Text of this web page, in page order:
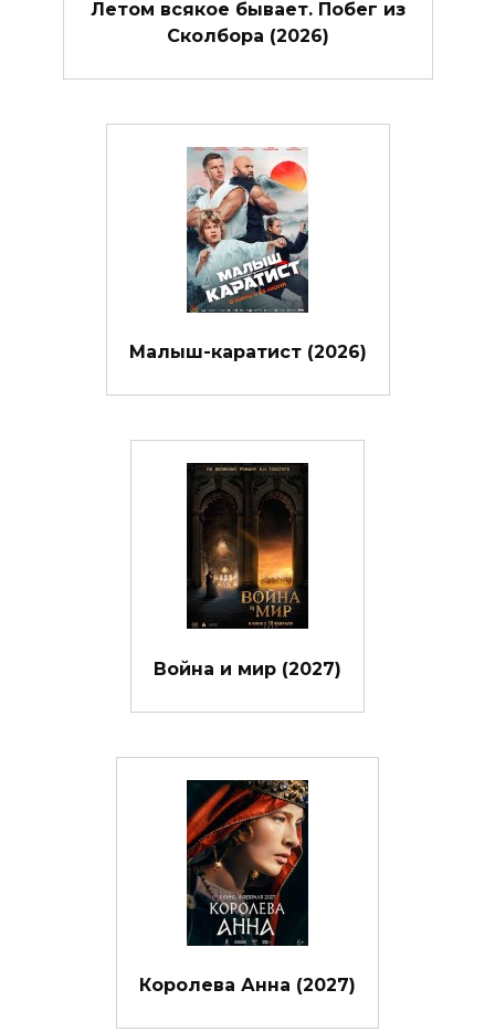
Летом всякое бывает. Побег из
Сколбора (2026)
Малыш-каратист (2026)
Война и мир (2027)
Королева Анна (2027)